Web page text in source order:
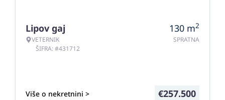
Lipov gaj
VETERNIK
ŠIFRA: #431712
130 m2
SPRATNA
Više o nekretnini > €257.500